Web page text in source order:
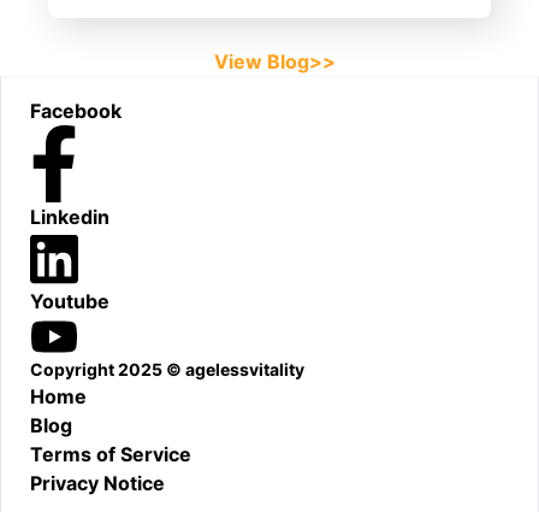
View Blog>>
Facebook
Linkedin
Youtube
Copyright 2025 © agelessvitality
Home
Blog
Terms of Service
Privacy Notice